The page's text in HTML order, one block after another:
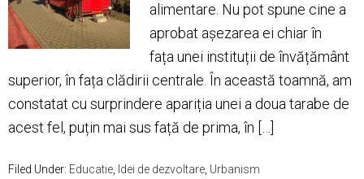
alimentare. Nu pot spune cine a
aprobat așezarea ei chiar în
fața unei instituții de învățământ
superior, în fața clădirii centrale. În această toamnă, am
constatat cu surprindere apariția unei a doua tarabe de
acest fel, puțin mai sus față de prima, în […]
Filed Under: Educatie Idei de dezvoltare Urbanism